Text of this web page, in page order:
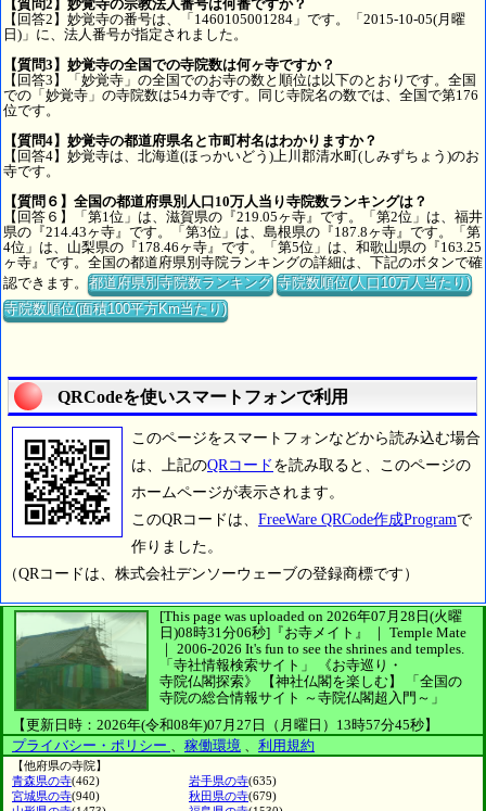
【質問2】妙覚寺の宗教法人番号は何番ですか？
【回答2】妙覚寺の番号は、「1460105001284」です。「2015-10-05(月曜
日)」に、法人番号が指定されました。
【質問3】妙覚寺の全国での寺院数は何ヶ寺ですか？
【回答3】「妙覚寺」の全国でのお寺の数と順位は以下のとおりです。全国
での「妙覚寺」の寺院数は54カ寺です。同じ寺院名の数では、全国で第176
位です。
【質問4】妙覚寺の都道府県名と市町村名はわかりますか？
【回答4】妙覚寺は、北海道(ほっかいどう)上川郡清水町(しみずちょう)のお
寺です。
【質問６】全国の都道府県別人口10万人当り寺院数ランキングは？
【回答６】「第1位」は、滋賀県の『219.05ヶ寺』です。「第2位」は、福井
県の『214.43ヶ寺』です。「第3位」は、島根県の『187.8ヶ寺』です。「第
4位」は、山梨県の『178.46ヶ寺』です。「第5位」は、和歌山県の『163.25
ヶ寺』です。全国の都道府県別寺院ランキングの詳細は、下記のボタンで確
認できます。都道府県別寺院数ランキング 寺院数順位(人口10万人当たり)
寺院数順位(面積100平方Km当たり)
QRCodeを使いスマートフォンで利用
このページをスマートフォンなどから読み込む場合
は、上記のQRコード を読み取ると、このページの
ホームページが表示されます。
このQRコードは、 FreeWare QRCode作成Programで
作りました。
（QRコードは、株式会社デンソーウェーブの登録商標です）
[This page was uploaded on 2026年07月28日(火曜
日)08時31分06秒] 『お寺メイト』 ｜ Temple Mate
｜ 2006-2026 It's fun to see the shrines and temples.
「寺社情報検索サイト」
《お寺巡り・
寺院仏閣探索》
【神社仏閣を楽しむ】
「全国の
寺院の総合情報サイト ～寺院仏閣超入門～」
【更新日時：2026年(令和08年)07月27日（月曜日）13時57分45秒】
プライバシー・ポリシー 、 稼働環境 、 利用規約
【他府県の寺院】
青森県の寺(462) 岩手県の寺(635)
宮城県の寺(940) 秋田県の寺(679)